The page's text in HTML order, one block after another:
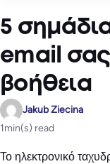
5
email σας
βοήθεια
Jakub Ziecina
1min(s) read
Το ηλεκτρονικό